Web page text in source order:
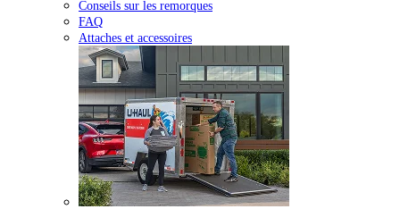
Conseils sur les remorques
FAQ
Attaches et accessoires